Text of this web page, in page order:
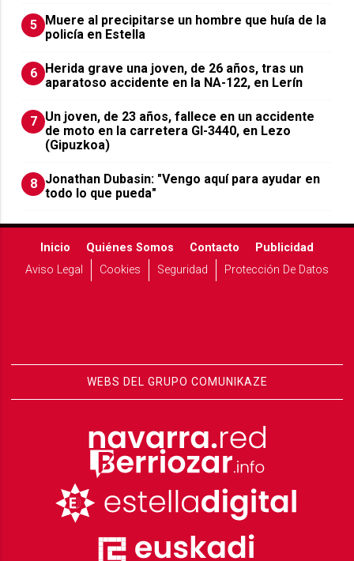
5
Muere al precipitarse un hombre que huía de la
policía en Estella
6
Herida grave una joven, de 26 años, tras un
aparatoso accidente en la NA-122, en Lerín
7 Un joven, de 23 años, fallece en un accidente
de moto en la carretera GI-3440, en Lezo
(Gipuzkoa)
8 Jonathan Dubasin: "Vengo aquí para ayudar en
todo lo que pueda"
Inicio Quiénes Somos Contacto
Publicidad
Aviso Legal
Cookies Seguridad Protección De Datos
WEBS DEL GRUPO COMUNIKAZE